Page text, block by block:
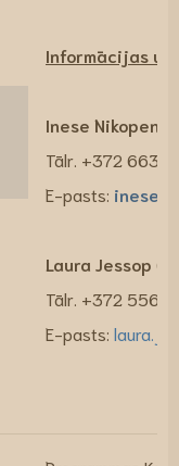
Informācijas un
Inese
Tālr. +372
E-pasts:
Laura Jessop
Tālr. +372 5569
E-pasts: